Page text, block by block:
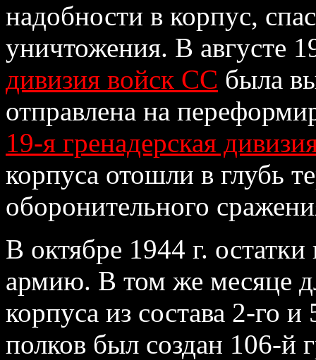
надобности в корпус,
уничтожения. В августе
дивизия войск СС была
отправлена на
19-я гренадерская
корпуса отошли в глубь
оборонительного
В октябре 1944 г.
армию. В том же месяце
корпуса из состава 2-го
полков был создан 106-й